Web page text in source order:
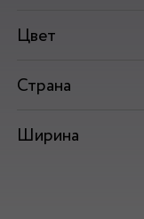
Цвет
Страна
Ширина